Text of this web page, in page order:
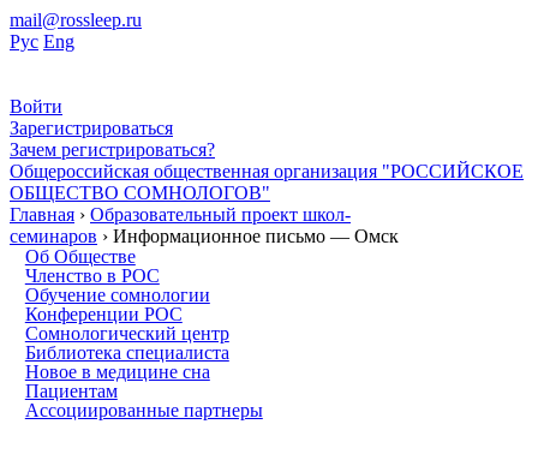
mail@rossleep.ru
Рус Eng
Войти
Зарегистрироваться
Зачем регистрироваться?
Общероссийская общественная организация "РОССИЙСКОЕ
ОБЩЕСТВО СОМНОЛОГОВ"
Главная › Образовательный проект школ-
семинаров › Информационное письмо — Омск
Об Обществе
Членство в РОС
Обучение сомнологии
Конференции РОС
Сомнологический центр
Библиотека специалиста
Новое в медицине сна
Пациентам
Ассоциированные партнеры